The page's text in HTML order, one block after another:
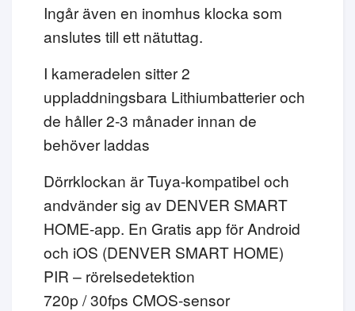
Ingår även en inomhus klocka som
anslutes till ett nätuttag.
I kameradelen sitter 2
uppladdningsbara Lithiumbatterier och
de håller 2-3 månader innan de
behöver laddas
Dörrklockan är Tuya-kompatibel och
andvänder sig av DENVER SMART
HOME-app. En Gratis app för Android
och iOS (DENVER SMART HOME)
PIR – rörelsedetektion
720p / 30fps CMOS-sensor